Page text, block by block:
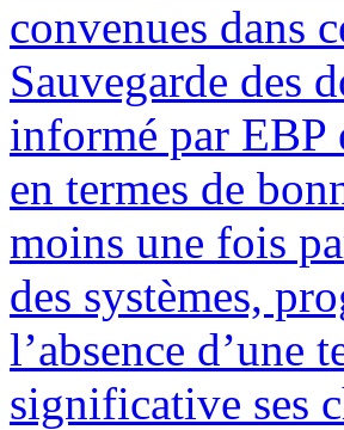
convenues dans
Sauvegarde des
informé par EBP
en termes de
moins une fois
des systèmes,
l’absence d’une
significative ses